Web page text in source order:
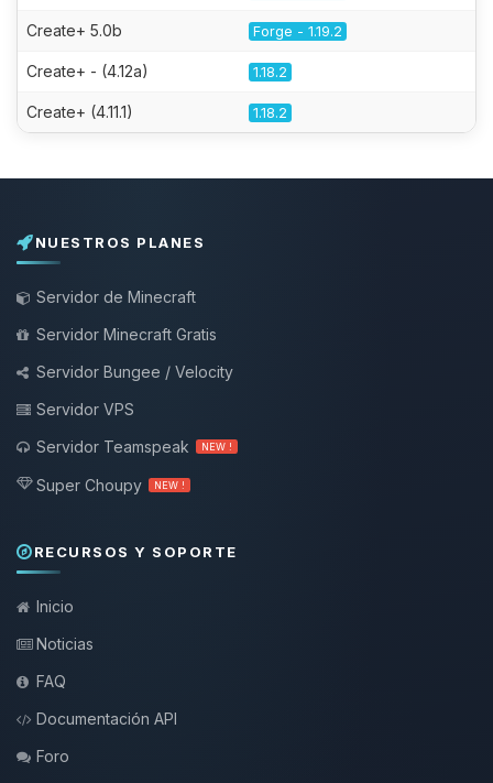
Create+ 5.0b Forge - 1.19.2
Create+ - (4.12a) 1.18.2
Create+ (4.11.1) 1.18.2
NUESTROS PLANES
Servidor de Minecraft
Servidor Minecraft Gratis
Servidor Bungee / Velocity
Servidor VPS
Servidor Teamspeak
NEW !
Super Choupy NEW !
RECURSOS Y SOPORTE
Inicio
Noticias
FAQ
Documentación API
Foro